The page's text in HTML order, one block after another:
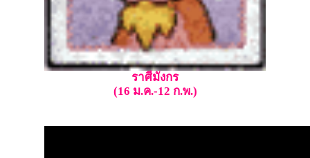
ราศีมังกร
(16 ม.ค.-12 ก.พ.)